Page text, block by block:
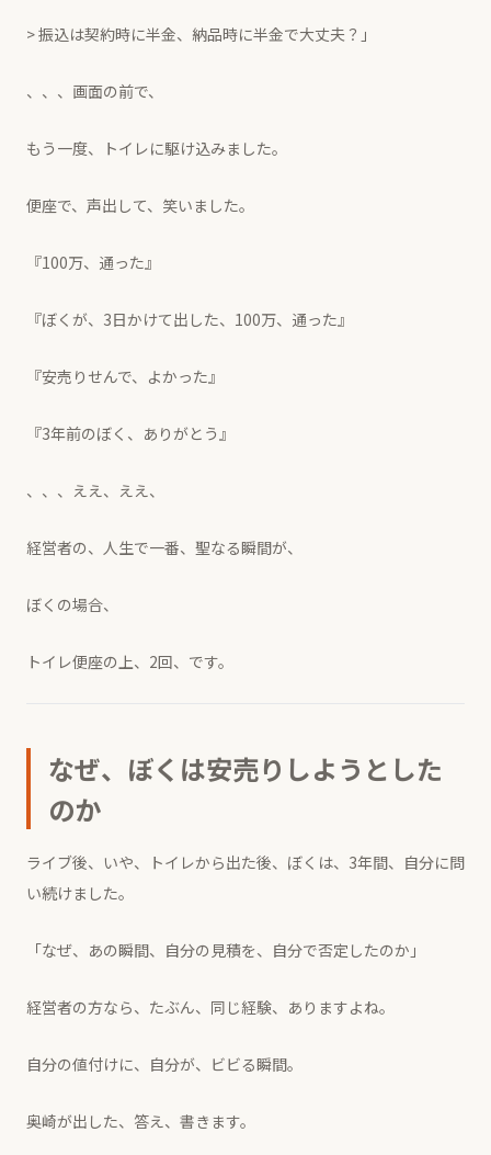
> 振込は契約時に半金、納品時に半金で大丈夫？」
、、、画面の前で、
もう一度、トイレに駆け込みました。
便座で、声出して、笑いました。
『100万、通った』
『ぼくが、3日かけて出した、100万、通った』
『安売りせんで、よかった』
『3年前のぼく、ありがとう』
、、、ええ、ええ、
経営者の、人生で一番、聖なる瞬間が、
ぼくの場合、
トイレ便座の上、2回、です。
なぜ、ぼくは安売りしようとした
のか
ライブ後、いや、トイレから出た後、ぼくは、3年間、自分に問
い続けました。
「なぜ、あの瞬間、自分の見積を、自分で否定したのか」
経営者の方なら、たぶん、同じ経験、ありますよね。
自分の値付けに、自分が、ビビる瞬間。
奥崎が出した、答え、書きます。